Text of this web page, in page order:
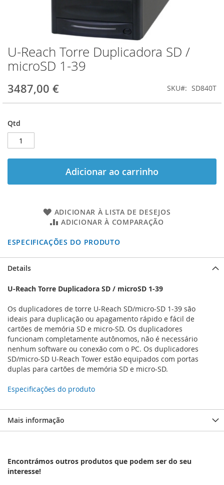
U-Reach Torre Duplicadora SD /
microSD 1-39
3487,00 € SKU SD840T
Qtd
Adicionar ao carrinho
ADICIONAR À LISTA DE DESEJOS
ADICIONAR À COMPARAÇÃO
ESPECIFICAÇÕES DO PRODUTO
Saltar
para
o
da
imagens
Details
U-Reach Torre Duplicadora SD / microSD 1-39
Os duplicadores de torre U-Reach SD/micro-SD 1-39 são
ideais para duplicação ou apagamento rápido e fácil de
cartões de memória SD e micro-SD. Os duplicadores
funcionam completamente autônomos, não é necessário
nenhum software ou conexão com o PC. Os duplicadores
SD/micro-SD U-Reach Tower estão equipados com portas
duplas para cartões de memória SD e micro-SD.
Especificações do produto
Mais informação
Encontrámos outros produtos que podem ser do seu
interesse!